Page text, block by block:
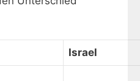
Israel